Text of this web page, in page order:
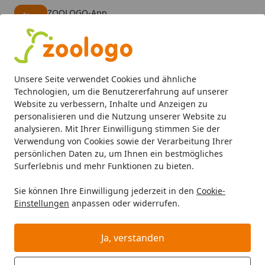
Unsere Seite verwendet Cookies und ähnliche
Technologien, um die Benutzererfahrung auf unserer
Website zu verbessern, Inhalte und Anzeigen zu
personalisieren und die Nutzung unserer Website zu
analysieren. Mit Ihrer Einwilligung stimmen Sie der
Verwendung von Cookies sowie der Verarbeitung Ihrer
persönlichen Daten zu, um Ihnen ein bestmögliches
Surferlebnis und mehr Funktionen zu bieten.
Sie können Ihre Einwilligung jederzeit in den Cookie-
Einstellungen anpassen oder widerrufen.
Ja, verstanden
ZOOLOGO-App
Alle Produkte
Mein Konto
Suchen
Startseite
SAMMY's Hund Snacks
SAMMY's Hund Snacks
SAMMY's Hund Snacks bei Zoologo und finden Sie
Haustier. Unser Sortiment umfasst Tierbedarf, Futter
und Zubehör für unterschiedliche Bedürfnisse.
Ihre Artikelübersicht